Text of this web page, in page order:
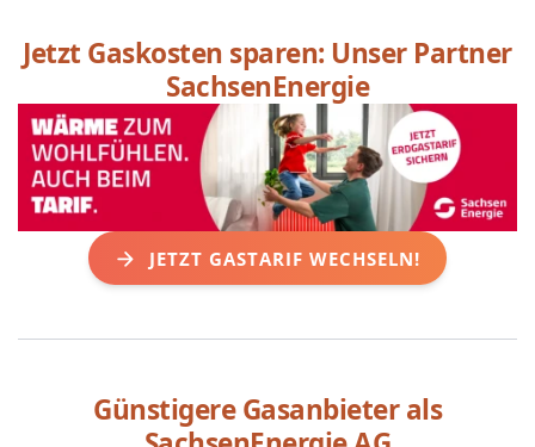
Jetzt Gaskosten sparen: Unser Partner
SachsenEnergie
JETZT GASTARIF WECHSELN!
Günstigere Gasanbieter als